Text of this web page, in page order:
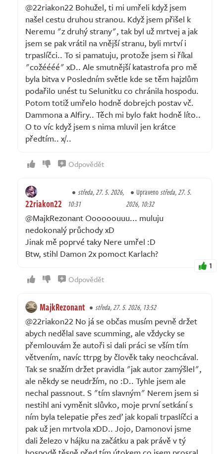
@22riakon22 Bohužel, ti mi umřeli když jsem
našel cestu druhou stranou. Když jsem přišel k
Neremu "z druhý strany", tak byl už mrtvej a jak
jsem se pak vrátil na vnější stranu, byli mrtví i
trpaslíčci.. To si pamatuju, protože jsem si říkal
"cožéééé" xD.. Ale smutnější katastrofa pro mě
byla bitva v Posledním světle kde se těm hajzlům
podařilo unést tu Selunitku co chránila hospodu.
Potom totiž umřelo hodně dobrejch postav vč.
Dammona a Alfiry.. Těch mi bylo fakt hodně líto..
O to víc když jsem s nima mluvil jen krátce
předtím.. x/..
Odpovědět
22riakon22
středa, 27. 5. 2026,
10:31
Upravenostředa, 27. 5.
2026, 10:32
@MajkRezonant Oooooouuu... muluju
nedokonalý průchody xD
Jinak mě poprvé taky Nere umřel :D
Btw, stihl Damon 2x pomoct Karlach?
1
Odpovědět
MajkRezonant středa, 27. 5. 2026, 13:52
@22riakon22 No já se občas musím pevně držet
abych nedělal save scumming, ale vždycky se
přemlouvám že autoři si dali práci se vším tím
větvením, navíc ttrpg by člověk taky neochcával.
Tak se snažím držet pravidla "jak autor zamýšlel",
ale někdy se neudržím, no :D.. Tyhle jsem ale
nechal passnout. S "tím slavným" Nerem jsem si
nestihl ani vyměnit slůvko, moje první setkání s
ním byla telepatie přes zeď jak kopali trpaslíčci a
pak už jen mrtvola xDD.. Jojo, Damonovi jsme
dali železo v hájku na začátku a pak právě v tý